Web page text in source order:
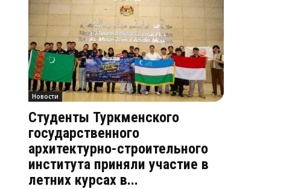
Новости
Студенты Туркменского
государственного
архитектурно-строительного
института приняли участие в
летних курсах в...